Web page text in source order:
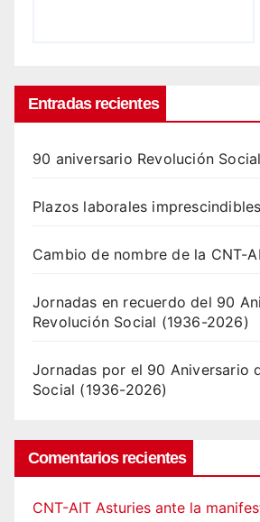
Entradas recientes
90 aniversario Revolución
Plazos laborales imprescindibles
Cambio de nombre de la CNT-
Jornadas en recuerdo del 90
Revolución Social (1936-2026)
Jornadas por el 90 Aniversario
Social (1936-2026)
Comentarios recientes
CNT-AIT Asturies ante la